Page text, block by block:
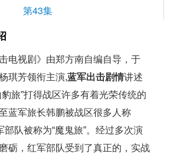
第43集
视剧》由郑方南自编自导，于
琪芳领衔主演,蓝军出击剧情讲述
旅”打得战区许多有着光荣传统的
蓝军旅长韩鹏被战区很多人称
部队被称为“魔鬼旅”。经过多次演
砺，红军部队受到了真正的，实战